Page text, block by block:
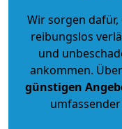
Wir sorgen dafür,
reibungslos
und
ankommen.
günstigen